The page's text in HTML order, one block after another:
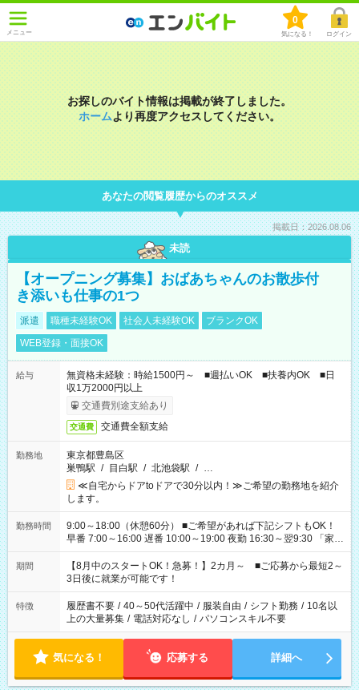
メニュー
0
気になる！ ログイン
お探しのバイト情報は掲載が終了しました。
ホームより再度アクセスしてください。
あなたの閲覧履歴からのオススメ
掲載日：2026.08.06
未読
【オープニング募集】おばあちゃんのお散歩付
き添いも仕事の1つ
派遣 職種未経験OK 社会人未経験OK
ブランクOK
WEB登録・面接OK
給与
無資格未経験：時給1500円～ ■週払いOK ■扶養内OK ■日
収1万2000円以上
交通費別途支給あり
交通費 交通費全額支給
勤務地
東京都豊島区
巣鴨駅 / 目白駅 / 北池袋駅 / …
≪自宅からドアtoドアで30分以内！≫ご希望の勤務地を紹介
します。
勤務時間
9:00～18:00（休憩60分） ■ご希望があれば下記シフトもOK！
早番 7:00～16:00 遅番 10:00～19:00 夜勤 16:30～翌9:30 「家族
と休みを合わせたい」 「余裕を持って夕飯の準備がしたい」
「できれば残業はしたくない」 など、ご希望を教えてください
ね。 ※Wワーク希望の方へ 今ご覧のお仕事で希望する勤務時間
と、もう1つのお仕事の勤務時間。 合計で週40時間を超える場
合は応募できません。
期間
【8月中のスタートOK！急募！】2カ月～ ■ご応募から最短2～
3日後に就業が可能です！
特徴 履歴書不要 / 40～50代活躍中 / 服装自由 / シフト勤務 / 10名以
上の大量募集 / 電話対応なし / パソコンスキル不要
気になる！ 応募する 詳細へ